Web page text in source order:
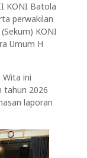
KONI Batola
perwakilan
KONI
Umum H
Wita ini
tahun 2026
laporan